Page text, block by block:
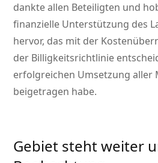
dankte allen Beteiligten und
finanzielle Unterstützung des
hervor, das mit der
der Billigkeitsrichtlinie
erfolgreichen Umsetzung aller
beigetragen habe.
Gebiet steht weiter